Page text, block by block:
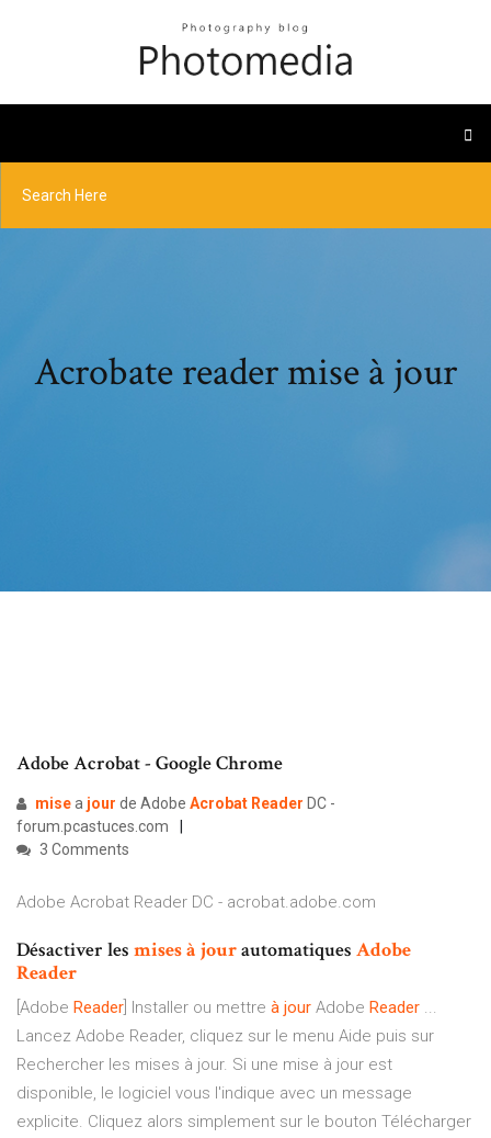
Acrobate reader mise à jour
Adobe Acrobat - Google Chrome
misea jour de Adobe Acrobat Reader DC -
forum.pcastuces.com
3 Comments
Adobe Acrobat Reader DC - acrobat.adobe.com
Désactiver les misesà jourautomatiques Adobe
Reader
[Adobe Reader ] Installer ou mettre à jour Adobe Reader ...
Lancez Adobe Reader, cliquez sur le menu Aide puis sur
Rechercher les mises à jour. Si une mise à jour est
disponible, le logiciel vous l'indique avec un message
explicite. Cliquez alors simplement sur le bouton Télécharger